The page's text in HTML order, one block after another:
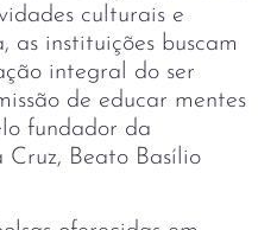
culturais e
as instituições buscam
integral do ser
de educar mentes
fundador da
Cruz, Beato Basílio